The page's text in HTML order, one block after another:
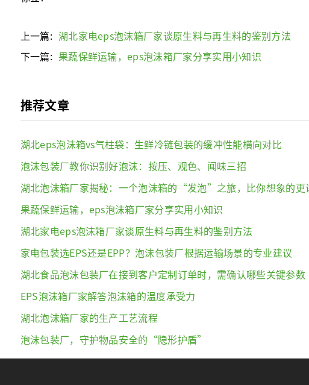
上一篇: 湖北家电eps泡沫箱厂家谈原生料与再生料的鉴别方法
下一篇: 果蔬保鲜运输，eps泡沫箱厂家分享实用小知识
推荐文章
湖北eps泡沫箱vs气柱袋：生鲜冷链包装的缓冲性能横向对比
泡沫包装厂教你识别好泡沫：按压、观色、闻味三招
湖北泡沫箱厂家揭秘：一个泡沫箱的“发泡”之旅，比你想象的更
果蔬保鲜运输，eps泡沫箱厂家分享实用小知识
湖北家电eps泡沫箱厂家谈原生料与再生料的鉴别方法
家电包装选EPS还是EPP？泡沫包装厂根据运输场景的专业建议
湖北食品泡沫包装厂在接到客户定制订单时，需确认哪些关键参数
EPS泡沫箱厂家解答泡沫箱的温度承受力
湖北泡沫箱厂家的生产工艺流程
泡沫包装厂，守护物品安全的“隐形护盾”